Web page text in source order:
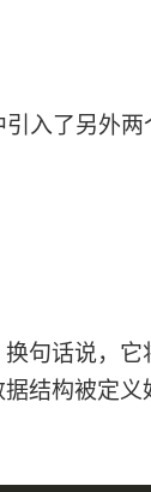
入了另外两
句话说，它
结构被定义